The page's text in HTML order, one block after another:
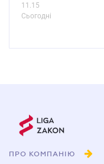
11.15
Сьогодні
ПРО КОМПАНІЮ